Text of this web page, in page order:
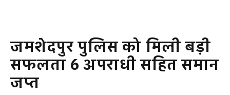
जमशेदपुर पुलिस को मिली बड़ी
सफलता 6 अपराधी सहित समान
जप्त